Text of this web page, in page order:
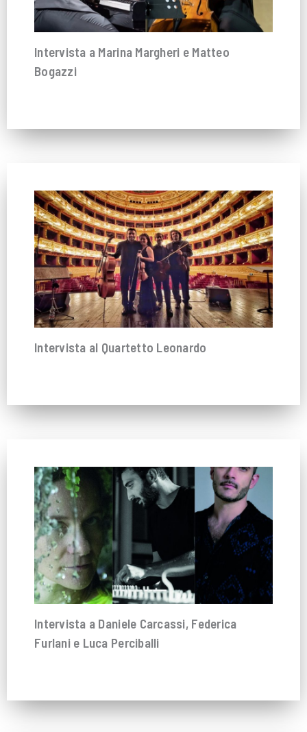
Intervista a Marina Margheri e Matteo
Bogazzi
Intervista al Quartetto Leonardo
Intervista a Daniele Carcassi, Federica
Furlani e Luca Perciballi